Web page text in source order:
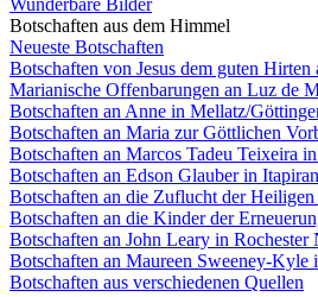
Botschaften aus dem Himmel
Neueste Botschaften
Botschaften von Jesus dem guten
Marianische Offenbarungen an Luz de
Botschaften an Anne in Mellatz/
Botschaften an Maria zur Göttlichen
Botschaften an Marcos Tadeu Teixeira
Botschaften an Edson Glauber in
Botschaften an die Zuflucht der
Botschaften an die Kinder der
Botschaften an John Leary in Rochester
Botschaften an Maureen Sweeney-
Botschaften aus verschiedenen Quellen